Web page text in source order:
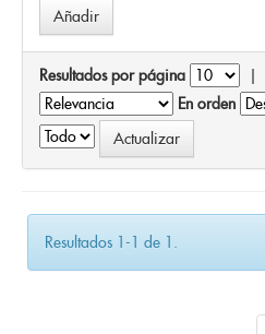
Resultados por página |
En orden
Resultados 1-1 de 1.